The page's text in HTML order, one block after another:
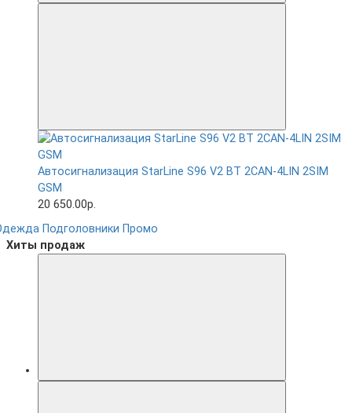
Автосигнализация StarLine S96 V2 BT 2CAN-4LIN 2SIM
GSM
20 650.00р.
Подголовники Промо
Хиты продаж